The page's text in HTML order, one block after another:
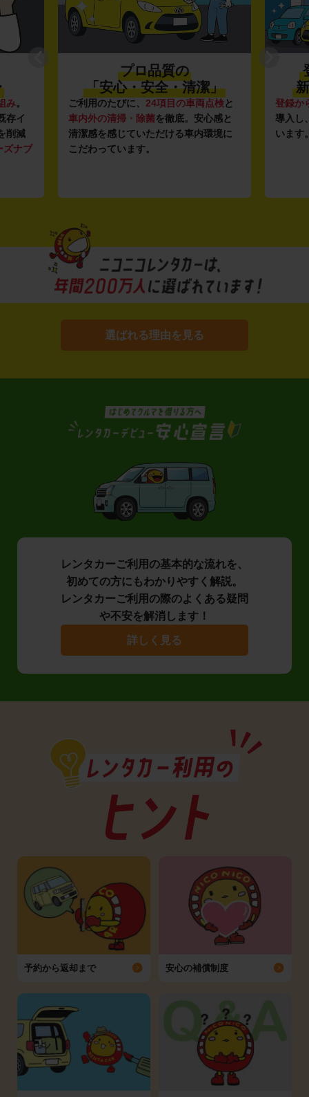
み。
存イ
削減
ズナブ
プロ品質の
「安心・安全・清潔」
ご利用のたびに、 24項目の車両点検と
車内外の清掃・除菌を徹底。安心感と
清潔感を感じていただける車内環境に
こだわっています。
登録か
導入し
います
選ばれる理由を見る
レンタカーご利用の基本的な流れを、
初めての方にもわかりやすく解説。
レンタカーご利用の際のよくある疑問
や不安を解消します！
詳しく見る
予約から返却まで 安心の補償制度